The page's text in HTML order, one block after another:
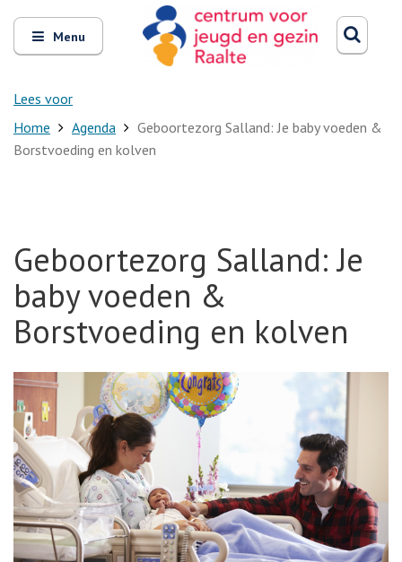
Open
en
sluit
Menu
Lees voor
Zoeken
Home Agenda
Geboortezorg Salland: Je baby voeden &
Borstvoeding en kolven
Geboortezorg Salland: Je
baby voeden &
Borstvoeding en kolven